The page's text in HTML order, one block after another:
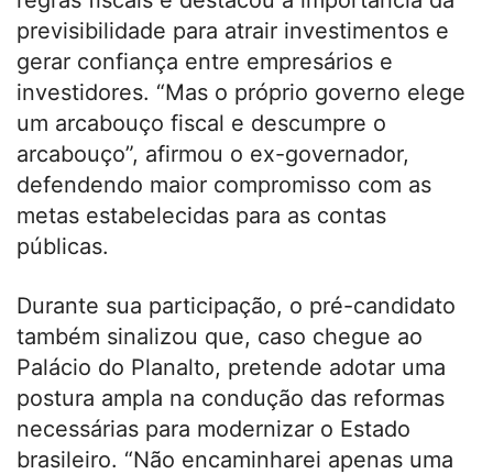
previsibilidade para atrair investimentos e
gerar confiança entre empresários e
investidores. “Mas o próprio governo elege
um arcabouço fiscal e descumpre o
arcabouço”, afirmou o ex-governador,
defendendo maior compromisso com as
metas estabelecidas para as contas
públicas.
Durante sua participação, o pré-candidato
também sinalizou que, caso chegue ao
Palácio do Planalto, pretende adotar uma
postura ampla na condução das reformas
necessárias para modernizar o Estado
brasileiro. “Não encaminharei apenas uma